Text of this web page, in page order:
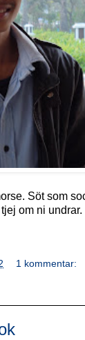
Söt som
om ni undrar.
1 kommentar: